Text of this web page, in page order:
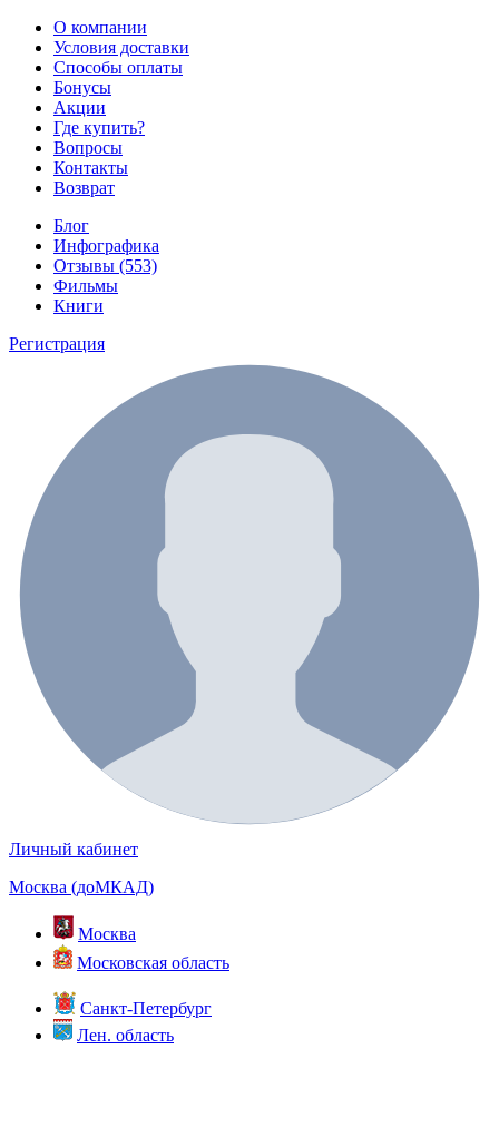
О компании
Условия доставки
Способы оплаты
Бонусы
Акции
Где купить?
Вопросы
Контакты
Возврат
Блог
Инфографика
Отзывы (553)
Фильмы
Книги
Регистрация
Личный кабинет
Москва (доМКАД)
Москва
Московская область
Санкт-Петербург
Лен. область